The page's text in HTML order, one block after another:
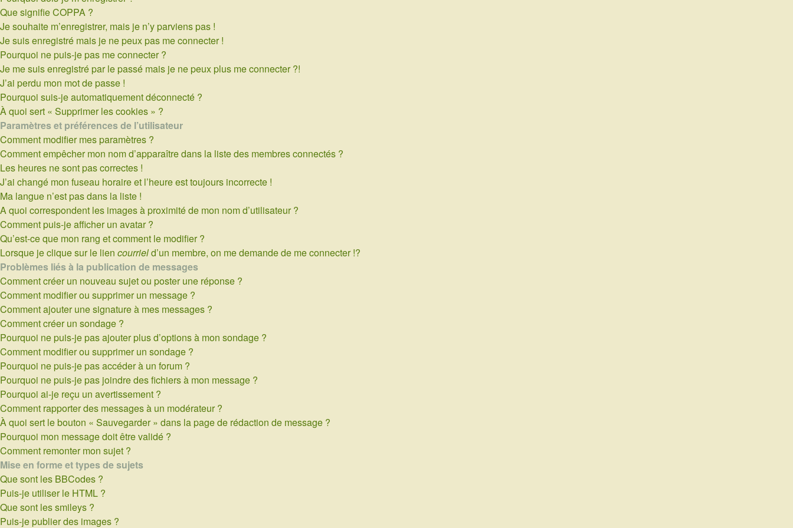
Que signifie COPPA ?
Je souhaite m’enregistrer, mais je n’y parviens pas !
Je suis enregistré mais je ne peux pas me connecter !
Pourquoi ne puis-je pas me connecter ?
Je me suis enregistré par le passé mais je ne peux plus me connecter ?!
J’ai perdu mon mot de passe !
Pourquoi suis-je automatiquement déconnecté ?
À quoi sert « Supprimer les cookies » ?
Paramètres et préférences de l’utilisateur
Comment modifier mes paramètres ?
Comment empêcher mon nom d’apparaître dans la liste des membres connectés ?
Les heures ne sont pas correctes !
J’ai changé mon fuseau horaire et l’heure est toujours incorrecte !
Ma langue n’est pas dans la liste !
A quoi correspondent les images à proximité de mon nom d’utilisateur ?
Comment puis-je afficher un avatar ?
Qu’est-ce que mon rang et comment le modifier ?
Lorsque je clique sur le lien courrield’un membre, on me demande de me connecter !?
Problèmes liés à la publication de messages
Comment créer un nouveau sujet ou poster une réponse ?
Comment modifier ou supprimer un message ?
Comment ajouter une signature à mes messages ?
Comment créer un sondage ?
Pourquoi ne puis-je pas ajouter plus d’options à mon sondage ?
Comment modifier ou supprimer un sondage ?
Pourquoi ne puis-je pas accéder à un forum ?
Pourquoi ne puis-je pas joindre des fichiers à mon message ?
Pourquoi ai-je reçu un avertissement ?
Comment rapporter des messages à un modérateur ?
À quoi sert le bouton « Sauvegarder » dans la page de rédaction de message ?
Pourquoi mon message doit être validé ?
Comment remonter mon sujet ?
Mise en forme et types de sujets
Que sont les BBCodes ?
Puis-je utiliser le HTML ?
Que sont les smileys ?
Puis-je publier des images ?